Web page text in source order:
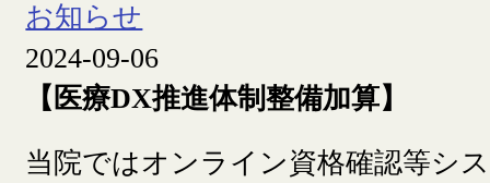
お知らせ
2024-09-06
【医療DX推進体制整備加算】
当院ではオンライン資格確認等シ